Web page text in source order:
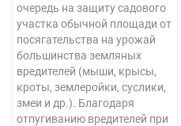
очередь на защиту садового
участка обычной площади от
посягательства на урожай
большинства земляных
вредителей (мыши, крысы,
кроты, землеройки, суслики,
змеи и др.). Благодаря
отпугиванию вредителей при